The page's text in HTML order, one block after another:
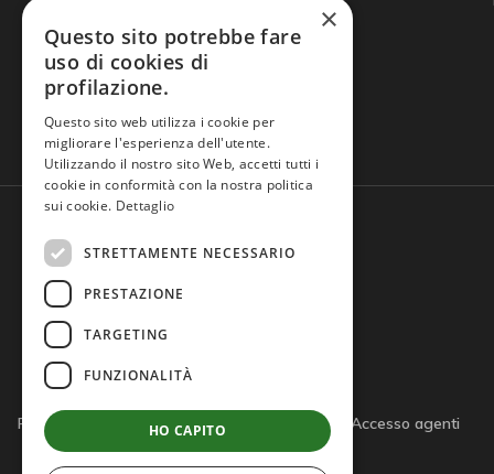
Domande frequenti
Privacy policy Cookie policy Note legali
Accesso agenti
×
Questo sito potrebbe fare
uso di cookies di
profilazione.
Questo sito web utilizza i cookie per
migliorare l'esperienza dell'utente.
Utilizzando il nostro sito Web, accetti tutti i
cookie in conformità con la nostra politica
sui cookie. Dettaglio
STRETTAMENTE NECESSARIO
PRESTAZIONE
TARGETING
FUNZIONALITÀ
HO CAPITO